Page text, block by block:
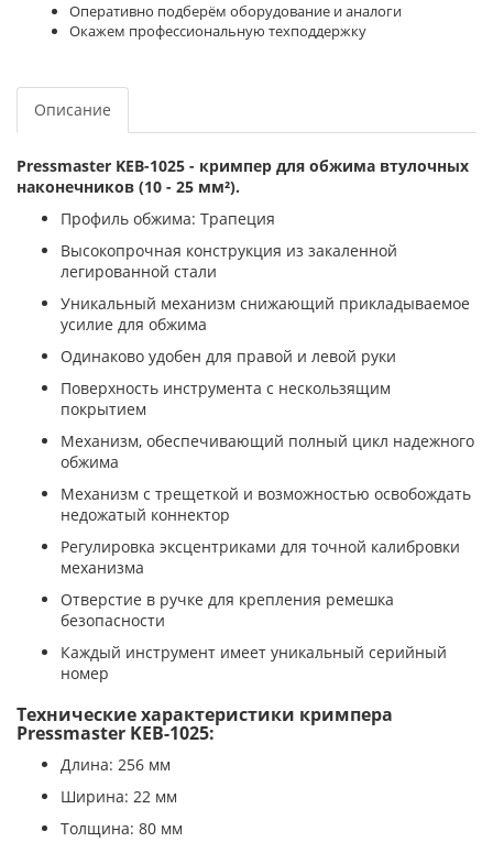
Оперативно подберём оборудование и аналоги
Окажем профессиональную техподдержку
Описание
Pressmaster KEB-1025 - кримпер для обжима втулочных
наконечников (10 - 25 мм²).
Профиль обжима: Трапеция
Высокопрочная конструкция из закаленной
легированной стали
Уникальный механизм снижающий прикладываемое
усилие для обжима
Одинаково удобен для правой и левой руки
Поверхность инструмента с нескользящим
покрытием
Механизм, обеспечивающий полный цикл надежного
обжима
Механизм с трещеткой и возможностью освобождать
недожатый коннектор
Регулировка эксцентриками для точной калибровки
механизма
Отверстие в ручке для крепления ремешка
безопасности
Каждый инструмент имеет уникальный серийный
номер
Технические характеристики кримпера
Pressmaster KEB-1025:
Длина: 256 мм
Ширина: 22 мм
Толщина: 80 мм